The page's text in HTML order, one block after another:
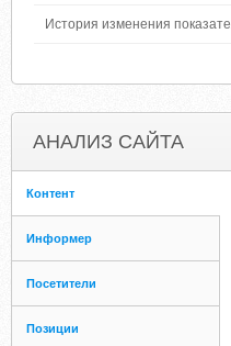
История изменения
АНАЛИЗ САЙТА
Контент
Информер
Посетители
Позиции